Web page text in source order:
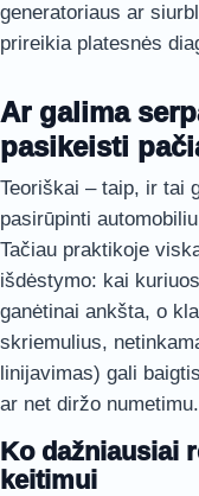
generatoriaus ar
prireikia platesnės
Ar galima
pasikeisti
Teoriškai – taip, ir tai
pasirūpinti
Tačiau praktikoje
išdėstymo: kai
ganėtinai ankšta, o
skriemulius,
linijavimas) gali
ar net diržo numetimu.
Ko dažniausiai
keitimui